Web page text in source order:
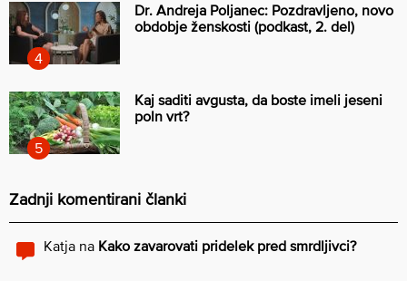
Dr. Andreja Poljanec: Pozdravljeno, novo
obdobje ženskosti (podkast, 2. del)
Kaj saditi avgusta, da boste imeli jeseni
poln vrt?
Zadnji komentirani članki
Katja na Kako zavarovati pridelek pred smrdljivci?